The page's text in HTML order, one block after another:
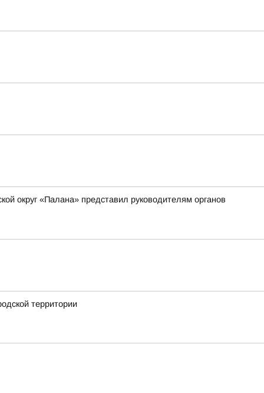
округ «Палана» представил руководителям органов
территории